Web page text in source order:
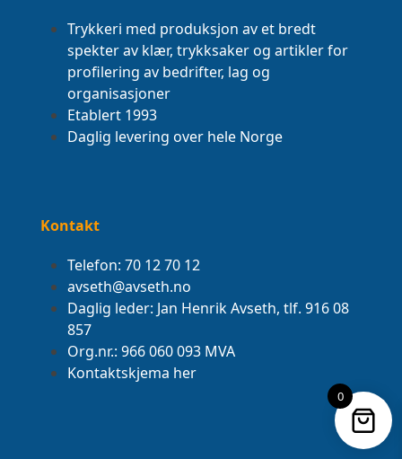
Trykkeri med produksjon av et bredt
spekter av klær, trykksaker og artikler for
profilering av bedrifter, lag og
organisasjoner
Etablert 1993
Daglig levering over hele Norge
Kontakt
Telefon: 70 12 70 12
avseth@avseth.no
Daglig leder: Jan Henrik Avseth, tlf. 916 08
857
Org.nr.: 966 060 093 MVA
Kontaktskjema her
0